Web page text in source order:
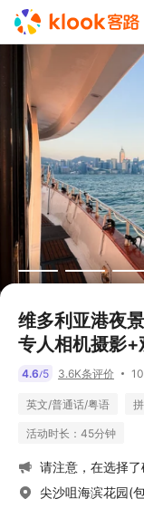
维多利亚港夜
专人相机摄影+
4.6/5 3.6K条评价
英文/普通话/粤语
活动时长：45分钟
请注意，在选择
船，北角上船地
号码头5号位，尖
尖沙咀海滨花园(